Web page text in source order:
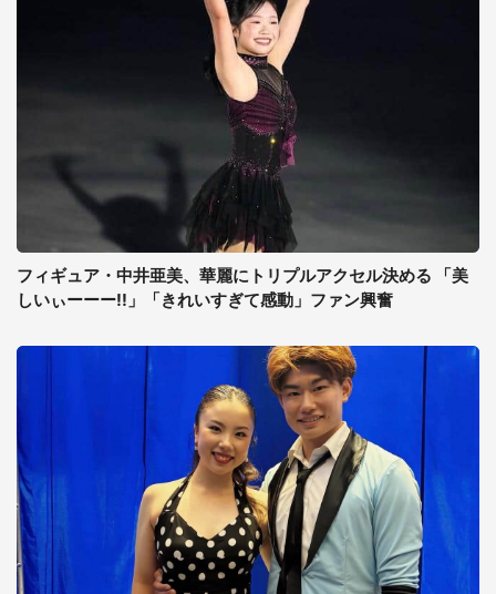
フィギュア・中井亜美、華麗にトリプルアクセル決める 「美
しいぃーーー!!」「きれいすぎて感動」ファン興奮